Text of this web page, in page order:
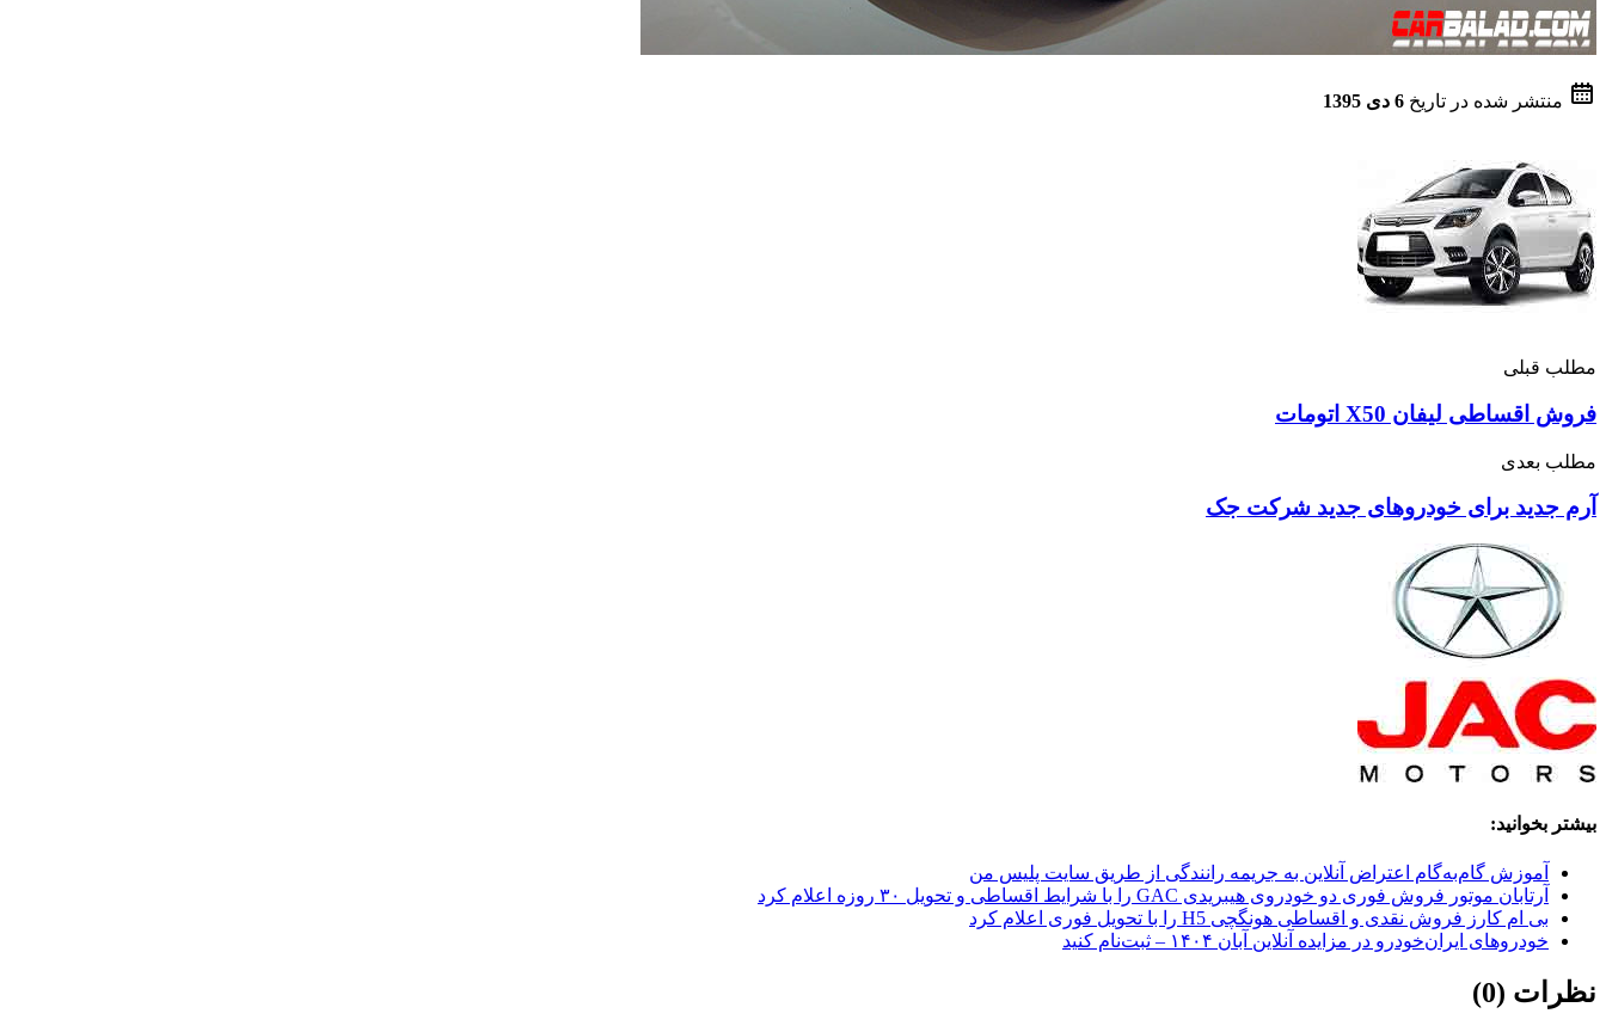
منتشر شده در تاریخ 6 دی 1395
مطلب قبلی
فروش اقساطی لیفان X50 اتومات
مطلب بعدی
آرم جدید برای خودروهای جدید شرکت جک
بیشتر بخوانید:
آموزش گام‌به‌گام اعتراض آنلاین به جریمه رانندگی از طریق سایت پلیس من
آرتابان موتور فروش فوری دو خودروی هیبریدی GAC را با شرایط اقساطی و تحویل ۳۰ روزه اعلام کرد
بی ام کارز فروش نقدی و اقساطی هونگچی H5 را با تحویل فوری اعلام کرد
خودروهای ایران‌خودرو در مزایده آنلاین آبان ۱۴۰۴ – ثبت‌نام کنید
نظرات (0)